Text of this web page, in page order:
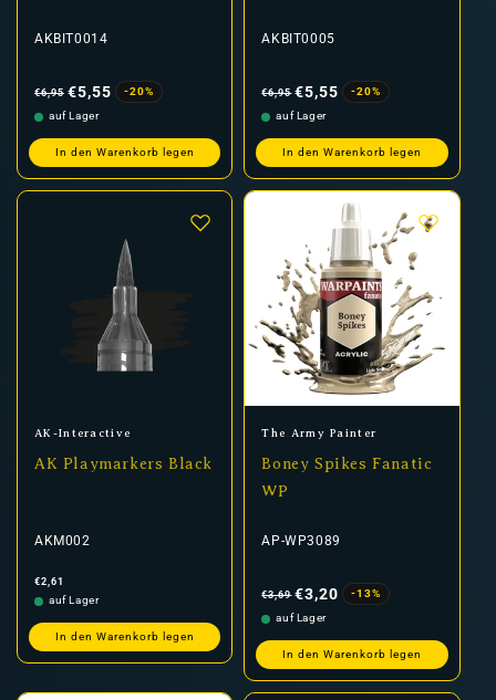
AKBIT0014
Preis
€6,95 €5,55
-20%
auf Lager
In den Warenkorb legen
AKBIT0005
Preis
€6,95 €5,55
-20%
auf Lager
In den Warenkorb legen
Anbieter:
AK-Interactive
AK Playmarkers Black
AKM002
Normaler
Preis
€2,61
auf Lager
In den Warenkorb legen
Anbieter:
The Army Painter
Boney Spikes Fanatic
WP
AP-WP3089
Preis
€3,69 €3,20
-13%
auf Lager
In den Warenkorb legen